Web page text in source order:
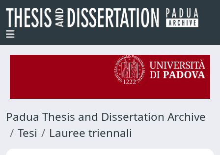
Padua Thesis and Dissertation Archive
Tesi
Lauree triennali